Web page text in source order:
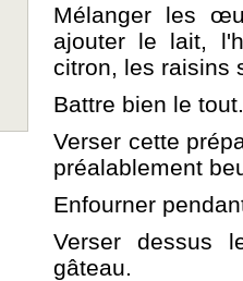
Mélanger les
ajouter le lait,
citron, les raisins
Battre bien le tout.
Verser cette
préalablement
Enfourner
Verser dessus
gâteau.